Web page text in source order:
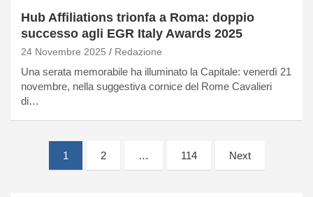
Hub Affiliations trionfa a Roma: doppio
successo agli EGR Italy Awards 2025
24 Novembre 2025 Redazione
Una serata memorabile ha illuminato la Capitale: venerdì 21
novembre, nella suggestiva cornice del Rome Cavalieri
di…
Paginazione
1 2 … 114 Next